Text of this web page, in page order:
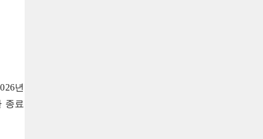
년
종료